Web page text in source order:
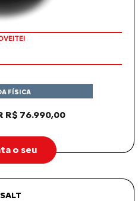
R$ 76.990,00
FÍSICA
o seu